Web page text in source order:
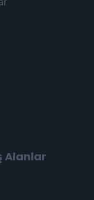
Alanlar